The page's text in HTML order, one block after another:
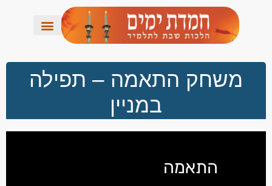
משחק התאמה – תפילה
במניין